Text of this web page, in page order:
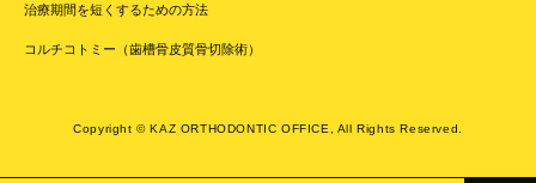
治療期間を短くするための方法
コルチコトミー（歯槽骨皮質骨切除術）
Copyright © KAZ ORTHODONTIC OFFICE, All Rights Reserved.